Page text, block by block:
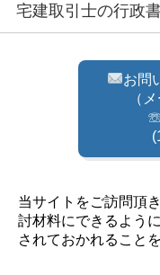
宅建取引士の行政
お問
（
☏
当サイトをご訪問頂
討材料にできるように
されておかれること